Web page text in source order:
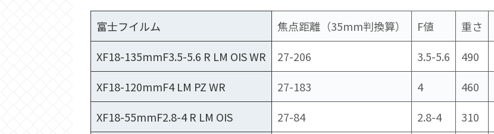
富士フイルム 焦点距離（35mm判換算） F値 重さ
XF18-135mmF3.5-5.6 R LM OIS WR
27-206 3.5-5.6 490
XF18-120mmF4 LM PZ WR
27-183 4 460
XF18-55mmF2.8-4 R LM OIS
27-84 2.8-4 310